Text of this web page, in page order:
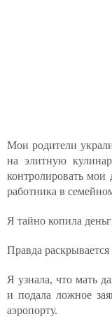
Мои родители
на элитную
контролировать мои
работника в
Я тайно копила
Правда раскрывается
Я узнала, что мать
и подала ложное
аэропорту.